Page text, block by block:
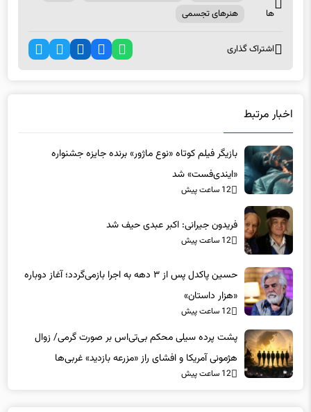
بازیگر فیلم کوتاه «نوع ماژور» برنده جایزه جشنواره
«ایندی‌فست» شد
12 ساعت پیش
12 ساعت پیش
«هزار داستان»
12 ساعت پیش
پشت پرده سیلی محکم بی‌تی‌اس بر صورت گرمی/ زوال
هژمونی آمریکا و افشای راز «مزرعه بازدید» غربی‌ها
12 ساعت پیش